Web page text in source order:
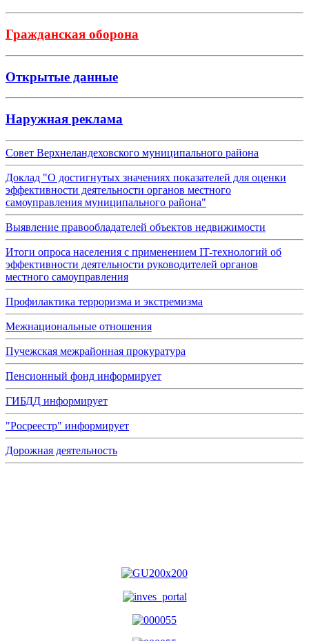
Гражданская оборона
Открытые данные
Наружная реклама
Совет Верхнеландеховского муниципального района
Доклад "О достигнутых значениях показателей для оценки
эффективности деятельности органов местного
самоуправления муниципального района"
Выявление правообладателей объектов недвижимости
Итоги опроса населения с применением IT-технологий об
эффективности деятельности руководителей органов
местного самоуправления
Профилактика терроризма и экстремизма
Межнациональные отношения
Пучежская межрайонная прокуратура
Пенсионный фонд информирует
ГИБДД информирует
"Росреестр" информирует
Дорожная деятельность